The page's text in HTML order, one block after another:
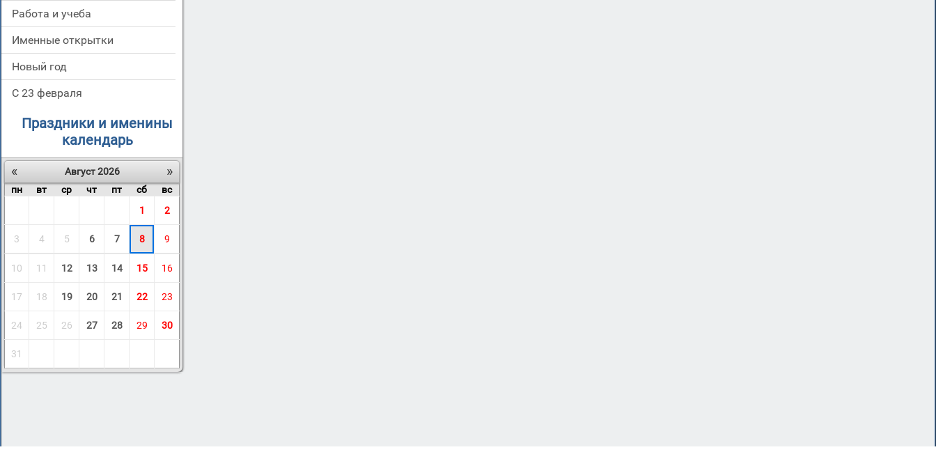
Работа и учеба
Именные открытки
Новый год
С 23 февраля
Праздники и именины
календарь
«
»
Август 2026
пн
вт ср чт пт сб
вс
1
2
3 4 5 6 7 8 9
10 11 12 13 14 15 16
17 18 19 20 21 22 23
24 25 26 27 28 29 30
31